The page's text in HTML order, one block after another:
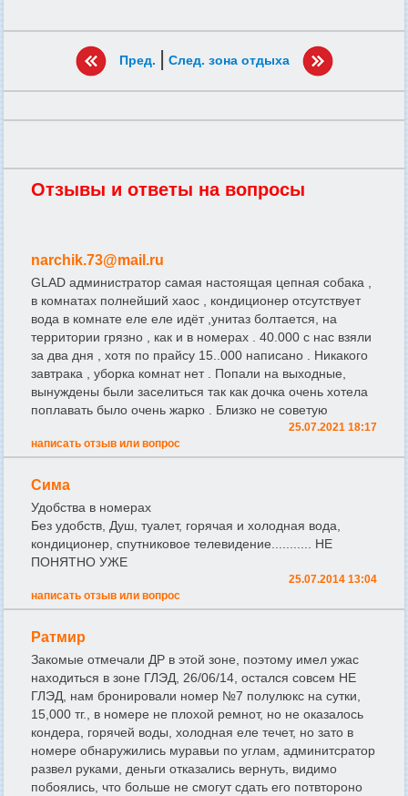
Пред. | След. зона отдыха
Отзывы и ответы на вопросы
narchik.73@mail.ru
GLAD администратор самая настоящая цепная собака ,
в комнатах полнейший хаос , кондиционер отсутствует
вода в комнате еле еле идёт ,унитаз болтается, на
территории грязно , как и в номерах . 40.000 с нас взяли
за два дня , хотя по прайсу 15..000 написано . Никакого
завтрака , уборка комнат нет . Попали на выходные,
вынуждены были заселиться так как дочка очень хотела
поплавать было очень жарко . Близко не советую
25.07.2021 18:17
написать отзыв или вопрос
Сима
Удобства в номерах
Без удобств, Душ, туалет, горячая и холодная вода,
кондиционер, спутниковое телевидение........... НЕ
ПОНЯТНО УЖЕ
25.07.2014 13:04
написать отзыв или вопрос
Ратмир
Закомые отмечали ДР в этой зоне, поэтому имел ужас
находиться в зоне ГЛЭД, 26/06/14, остался совсем НЕ
ГЛЭД, нам бронировали номер №7 полулюкс на сутки,
15,000 тг., в номере не плохой ремнот, но не оказалось
кондера, горячей воды, холодная еле течет, но зато в
номере обнаружились муравьи по углам, админитсратор
развел руками, деньги отказались вернуть, видимо
побоялись, что больше не смогут сдать его потвтороно